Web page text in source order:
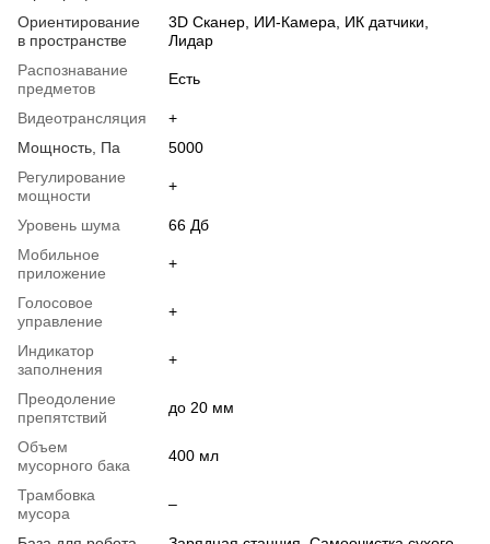
Ориентирование
в пространстве
3D Сканер, ИИ-Камера, ИК датчики,
Лидар
Распознавание
предметов
Есть
Видеотрансляция
+
Мощность, Па
5000
Регулирование
мощности
+
Уровень шума
66 Дб
Мобильное
приложение
+
Голосовое
управление
+
Индикатор
заполнения
+
Преодоление
препятствий
до 20 мм
Объем
мусорного бака
400 мл
Трамбовка
мусора
–